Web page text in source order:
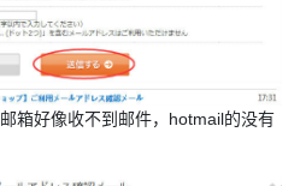
箱好像收不到邮件，hotmail的没有